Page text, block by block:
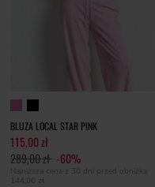
BLUZA LOCAL STAR PINK
115,00 zł
289,00 zł -60%
Najniższa cena z 30 dni przed obniżką
144,00 zł